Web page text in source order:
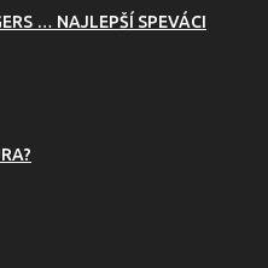
… NAJLEPŠÍ SPEVÁCI